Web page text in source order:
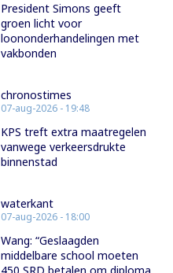
President Simons geeft
groen licht voor
loononderhandelingen met
vakbonden
chronostimes
07-aug-2026 - 19:48
KPS treft extra maatregelen
vanwege verkeersdrukte
binnenstad
waterkant
07-aug-2026 - 18:00
Wang: “Geslaagden
middelbare school moeten